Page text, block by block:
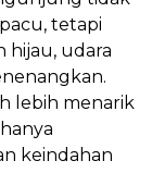
tetapi
hijau, udara
lebih menarik
keindahan